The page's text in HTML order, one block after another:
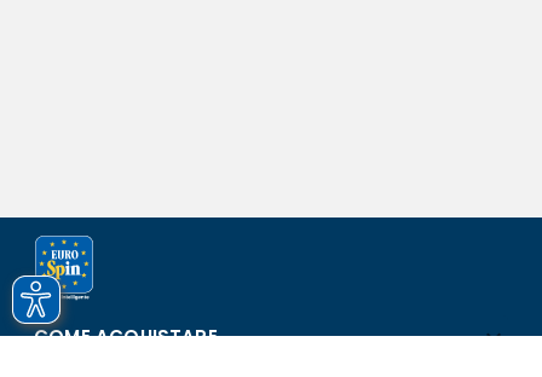
COME ACQUISTARE